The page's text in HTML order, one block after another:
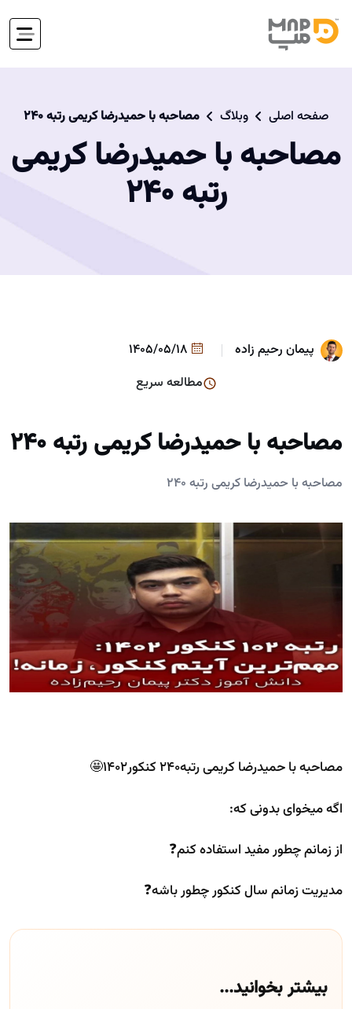
صفحه اصلی وبلاگ مصاحبه با حمیدرضا کریمی رتبه 240
مصاحبه با حمیدرضا کریمی
رتبه 240
پیمان رحیم زاده
مطالعه سریع
مصاحبه با حمیدرضا کریمی رتبه 240
مصاحبه با حمیدرضا کریمی رتبه 240
مصاحبه با حمیدرضا کریمی رتبه240 کنکور1402🤩
اگه میخوای بدونی که:
از زمانم چطور مفید استفاده کنم❓
مدیریت زمانم سال کنکور چطور باشه❓
بیشتر بخوانید...